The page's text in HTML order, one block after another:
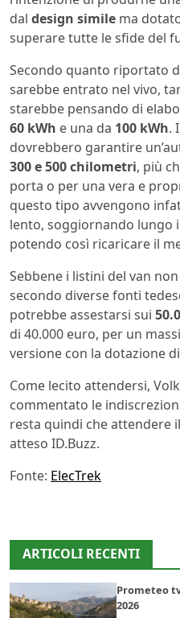
dal design simile ma
superare tutte le sfide del
Secondo quanto riportato
sarebbe entrato nel vivo,
starebbe pensando di
60 kWh e una da 100 kWh.
dovrebbero garantire
300 e 500 chilometri, più
porta o per una vera e
questo tipo avvengono
lento, soggiornando lungo
potendo così ricaricare il
Sebbene i listini del van
secondo diverse fonti
potrebbe assestarsi sui
di 40.000 euro, per un
versione con la dotazione
Come lecito attendersi,
commentato le
resta quindi che attendere
atteso ID.Buzz.
Fonte: ElecTrek
ARTICOLI RECENTI
Prometeo
2026